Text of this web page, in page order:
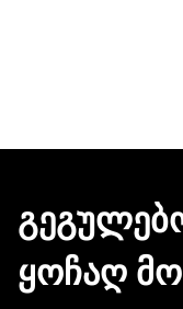
ᲧᲝᲩᲐᲦ